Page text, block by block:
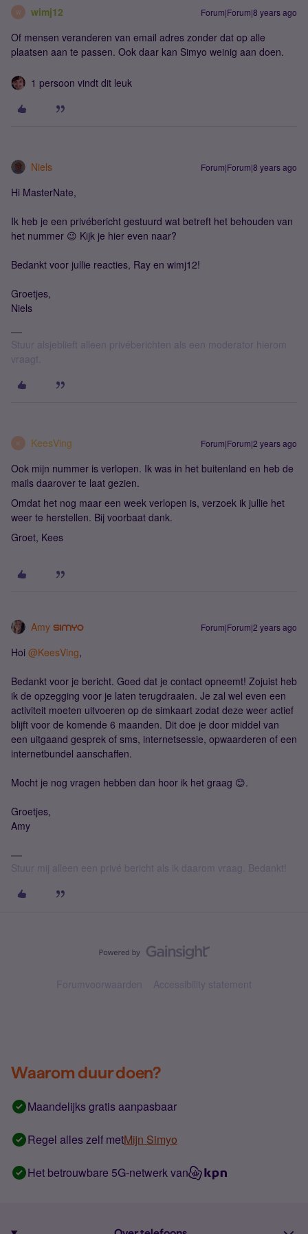
W wimj12 Forum|Forum|8 years ago
Of mensen veranderen van email adres zonder dat op alle
plaatsen aan te passen. Ook daar kan Simyo weinig aan doen.
1 persoon vindt dit leuk
Niels Forum|Forum|8 years ago
Hi MasterNate,
Ik heb je een privébericht gestuurd wat betreft het behouden van
het nummer 😉 Kijk je hier even naar?
Bedankt voor jullie reacties, Ray en wimj12!
Groetjes,
Niels
Stuur alsjeblieft alleen privéberichten als een moderator hierom
vraagt.
K KeesVing Forum|Forum|2 years ago
Ook mijn nummer is verlopen. Ik was in het buitenland en heb de
mails daarover te laat gezien.
Omdat het nog maar een week verlopen is, verzoek ik jullie het
weer te herstellen. Bij voorbaat dank.
Groet, Kees
Amy Forum|Forum|2 years ago
Hoi @KeesVing,
Bedankt voor je bericht. Goed dat je contact opneemt! Zojuist heb
ik de opzegging voor je laten terugdraaien. Je zal wel even een
activiteit moeten uitvoeren op de simkaart zodat deze weer actief
blijft voor de komende 6 maanden. Dit doe je door middel van
een uitgaand gesprek of sms, internetsessie, opwaarderen of een
internetbundel aanschaffen.
Mocht je nog vragen hebben dan hoor ik het graag 😊.
Groetjes,
Amy
Stuur mij alleen een privé bericht als ik daarom vraag. Bedankt!
Forumvoorwaarden Accessibility statement
Waarom duur doen?
Maandelijks gratis aanpasbaar
Regel alles zelf metMijn Simyo
Het betrouwbare 5G-netwerk van